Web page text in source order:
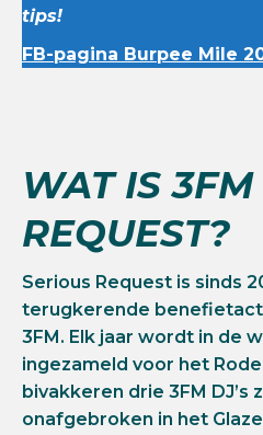
tips!
FB-pagina Burpee Mile
WAT IS
REQUEST?
Serious Request is sinds
terugkerende
3FM. Elk jaar wordt in de
ingezameld voor het
bivakkeren drie 3FM DJ’s
onafgebroken in het